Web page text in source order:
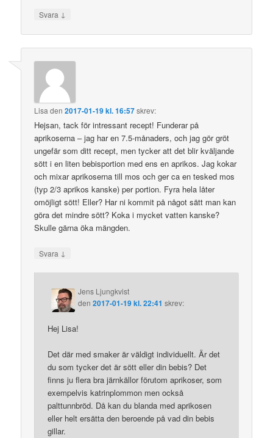
Svara ↓
Lisa den2017-01-19 kl. 16:57skrev:
Hejsan, tack för intressant recept! Funderar på
aprikoserna – jag har en 7.5-månaders, och jag gör gröt
ungefär som ditt recept, men tycker att det blir kväljande
sött i en liten bebisportion med ens en aprikos. Jag kokar
och mixar aprikoserna till mos och ger ca en tesked mos
(typ 2/3 aprikos kanske) per portion. Fyra hela låter
omöjligt sött! Eller? Har ni kommit på något sätt man kan
göra det mindre sött? Koka i mycket vatten kanske?
Skulle gärna öka mängden.
Svara ↓
Jens Ljungkvist
den2017-01-19 kl. 22:41 skrev:
Hej Lisa!
Det där med smaker är väldigt individuellt. Är det
du som tycker det är sött eller din bebis? Det
finns ju flera bra järnkällor förutom aprikoser, som
exempelvis katrinplommon men också
palttunnbröd. Då kan du blanda med aprikosen
eller helt ersätta den beroende på vad din bebis
gillar.